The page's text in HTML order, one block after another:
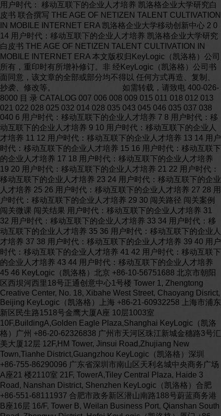
用户时代： 移动互联下的企业人才培养 凯洛格企业大学研究白
皮书 联合撰写 THE AGE OF NETIZEN TALENT CULTIVATION
IN MOBILE INTERNET ERA 凯洛格企业大学移动创新中心 2 0
14 用户时代：移动互联下的企业人才培养 凯洛格企业大学研究
白皮书 THE AGE OF NETIZEN TALENT CULTIVATION IN
MOBILE INTERNET ERA 本文版权归KeyLogic（凯洛格）公司
所有，重印时有所增补修订。非 经KeyLogic（凯洛格）公司书
面同意，该文章的全部或部分均不得以 任何方式再造、复制、
抄袭、修改等。 如需转载，请致电 400-026-
8000 目 录 CATALOG 007 006 008 009 015 011 018 012 013
021 022 028 025 032 014 028 035 043 045 046 035 037 038
040 6 用户时代：移动互联下的企业人才培养 7 8 用户时代：移
动互联下的企业人才培养 9 10 用户时代：移动互联下的企业人
才培养 11 12 用户时代：移动互联下的企业人才培养 13 14 用户
时代：移动互联下的企业人才培养 15 16 用户时代：移动互联下
的企业人才培养 17 18 用户时代：移动互联下的企业人才培养
19 20 用户时代：移动互联下的企业人才培养 21 22 用户时代：
移动互联下的企业人才培养 23 24 用户时代：移动互联下的企业
人才培养 25 26 用户时代：移动互联下的企业人才培养 27 28 用
户时代：移动互联下的企业人才培养 29 30 闯关路径 闯关案例
闯关微课 闯关结果 用户时代：移动互联下的企业人才培养 31
32 用户时代：移动互联下的企业人才培养 33 34 用户时代：移
动互联下的企业人才培养 35 36 用户时代：移动互联下的企业人
才培养 37 38 用户时代：移动互联下的企业人才培养 39 40 用户
时代：移动互联下的企业人才培养 41 42 用户时代：移动互联下
的企业人才培养 43 44 用户时代：移动互联下的企业人才培养
45 46 KeyLogic（凯洛格）北京 +86-10-56751688 北京市朝阳
区西坝河西里18号正通创意中心1号楼 Tower 1, Zhengtong
Creative Center, No. 18, Xibahe West Street, Chaoyang Disrict,
Beijing KeyLogic（凯洛格）上海 +86-21-60932258 上海市浦东
新区民生路1518号金鹰大厦A座 10层1003室
10F,BuildingA,Golden Eagle Plaza,Shanghai KeyLogic（凯洛
格）广州 +86-20-62326838 广州市天河区珠江新城金穗路3号汇
美大厦12层 12F,HM Tower, Jinsui Road,Zhujiang New
Town,Tianhe District,Guangzhou KeyLogic（凯洛格）深圳
+86-755-86290096 广东省深圳市南山区天利名城中央商务广场
A座21 楼2110室 21F, TowerA,Tiley Central Plaza, Haide 3
Road, Nanshan District, Shenzhen KeyLogic（凯洛格）合肥
+86-551-68111937 合肥市政务新区潜山南路188号蔚蓝商务港
B座16层 16/F, Tower B, Weilan Business Port, Qianshan South